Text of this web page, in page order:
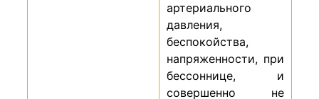
артериального
давления,
беспокойства,
напряженности, при
бессоннице, и
совершенно не